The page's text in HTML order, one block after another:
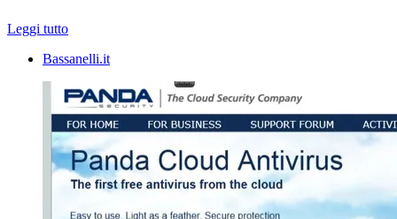
Leggi tutto
Bassanelli.it